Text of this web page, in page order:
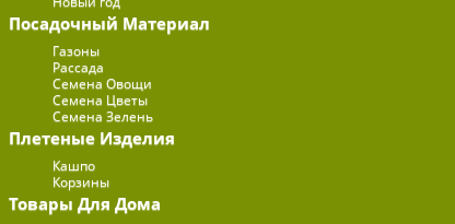
Посадочный Материал
Газоны
Рассада
Семена Овощи
Семена Цветы
Семена Зелень
Плетеные Изделия
Кашпо
Корзины
Товары Для Дома